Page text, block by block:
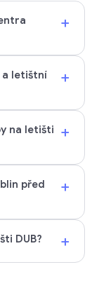
+
a letištní
+
na letišti
+
před
+
DUB? +